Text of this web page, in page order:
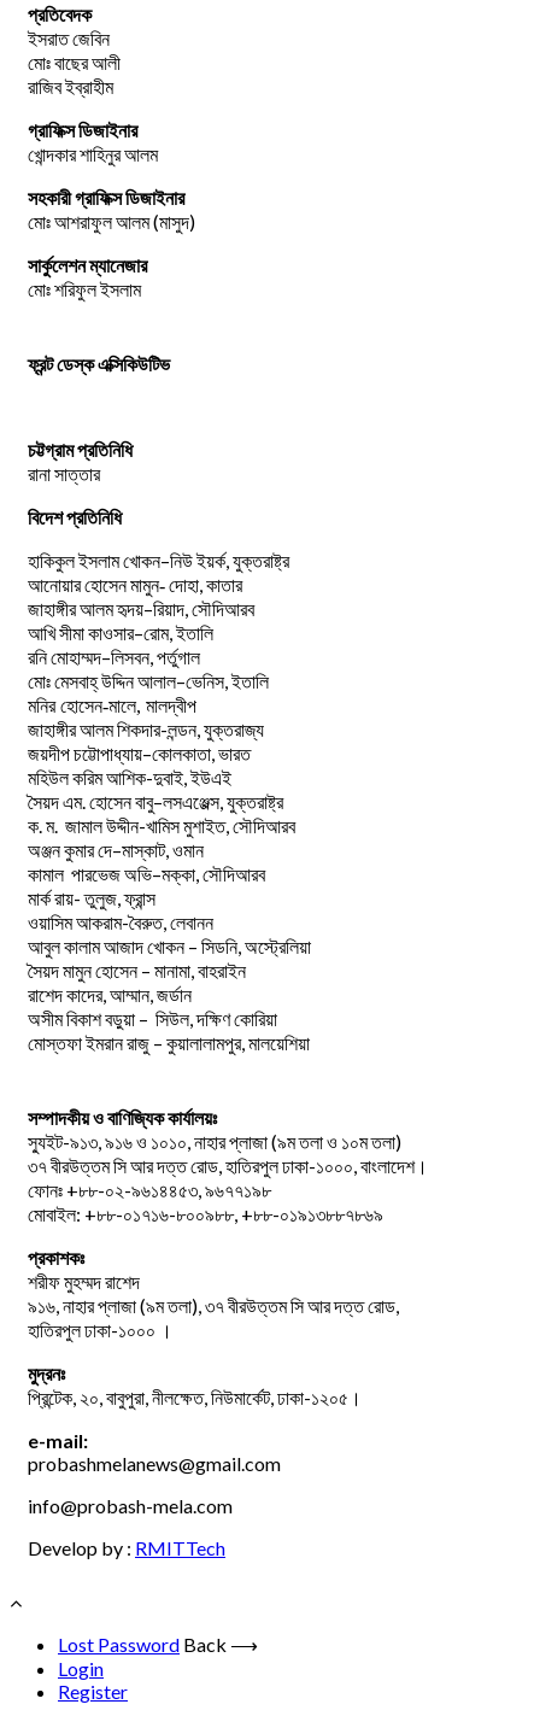
প্রতিবেদক
ইসরাত জেবিন
মোঃ বাছের আলী
রাজিব ইব্রাহীম
গ্রাফিক্স ডিজাইনার
খোন্দকার শাহিনুর আলম
সহকারী গ্রাফিক্স ডিজাইনার
মোঃ আশরাফুল আলম (মাসুদ)
সার্কুলেশন ম্যানেজার
মোঃ শরিফুল ইসলাম
ফ্রন্ট ডেস্ক এক্সিকিউটিভ
চট্টগ্রাম প্রতিনিধি
রানা সাত্তার
বিদেশ প্রতিনিধি
হাকিকুলইসলামখোকন–নিউইয়র্ক, যুক্তরাষ্ট্র
আনোয়ারহোসেনমামুন-দোহা কাতার
জাহাঙ্গীরআলমহৃদয়–রিয়াদ সৌদিআরব
আখিসীমাকাওসার–রোম,ইতালি
রনিমোহাম্মদ–লিসবন, পর্তুগাল
মোঃমেসবাহ্উদ্দিনআলাল–ভেনিস,ইতালি
মনির হোসেন-মালে, মালদ্বীপ
জাহাঙ্গীর আলম শিকদার-লন্ডন, যুক্তরাজ্য
জয়দীপচট্টোপাধ্যায়–কোলকাতা ভারত
মহিউল করিম আশিক-দুবাই, ইউএই
সৈয়দএম. হোসেনবাবু–লসএঞ্জেল্স, যুক্তরাষ্ট্র
ক ম. জামালউদ্দীন-খামিস মুশাইত, সৌদিআরব
অঞ্জনকুমারদে–মাস্কাট, ওমান
কামাল পারভেজঅভি–মক্কা সৌদিআরব
মার্ক রায়- তুলুজ, ফ্রান্স
ওয়াসিম আকরাম-বৈরুত, লেবানন
আবুল কালাম আজাদ খোকন – সিডনি, অস্ট্রেলিয়া
সৈয়দ মামুন হোসেন – মানামা, বাহরাইন
রাশেদ কাদের, আম্মান, জর্ডান
অসীম বিকাশ বড়ুয়া – সিউল, দক্ষিণ কোরিয়া
মোস্তফা ইমরান রাজু – কুয়ালালামপুর, মালয়েশিয়া
সম্পাদকীয় ও বাণিজ্যিক কার্যালয়ঃ
স্যুইট-৯১৩, ৯১৬ ও ১০১০, নাহার প্লাজা (৯ম তলা ও ১০ম তলা)
৩৭ বীরউত্তম সি আর দত্ত রোড, হাতিরপুল ঢাকা-১০০০, বাংলাদেশ।
ফোনঃ +৮৮-০২-৯৬১৪৪৫৩, ৯৬৭৭১৯৮
মোবাইল: +৮৮-০১৭১৬-৮০০৯৮৮, +৮৮-০১৯১৩৮৮৭৮৬৯
প্রকাশকঃ
শরীফ মুহম্মদ রাশেদ
৯১৬, নাহার প্লাজা (৯ম তলা), ৩৭ বীরউত্তম সি আর দত্ত রোড,
হাতিরপুল ঢাকা-১০০০ ।
মুদ্রনঃ
প্রিন্টেক, ২০, বাবুপুরা, নীলক্ষেত, নিউমার্কেট, ঢাকা-১২০৫।
e-mail:
probashmelanews@gmail.com
info@probash-mela.com
Develop by : RMITTech
Lost Password Back ⟶
Login
Register